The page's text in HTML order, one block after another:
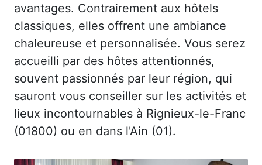
avantages. Contrairement aux hôtels
classiques, elles offrent une ambiance
chaleureuse et personnalisée. Vous serez
accueilli par des hôtes attentionnés,
souvent passionnés par leur région, qui
sauront vous conseiller sur les activités et
lieux incontournables à Rignieux-le-Franc
(01800) ou en dans l'Ain (01).